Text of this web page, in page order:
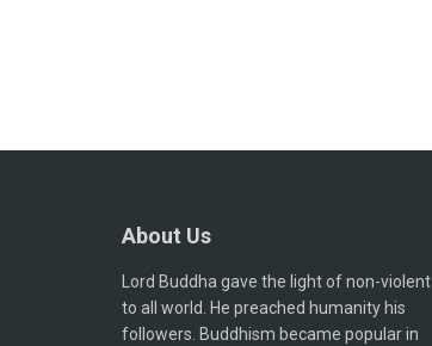
About Us
Lord Buddha gave the light of non-violent
to all world. He preached humanity his
followers. Buddhism became popular in